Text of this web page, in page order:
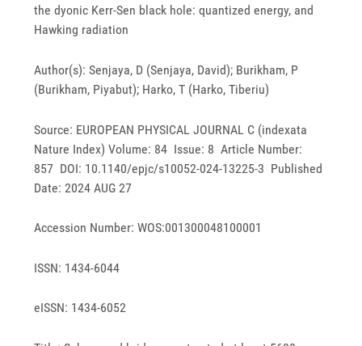
the dyonic Kerr-Sen black hole: quantized energy, and
Hawking radiation
Author(s): Senjaya, D (Senjaya, David); Burikham, P
(Burikham, Piyabut); Harko, T (Harko, Tiberiu)
Source: EUROPEAN PHYSICAL JOURNAL C (indexata
Nature Index) Volume: 84 Issue: 8 Article Number:
857 DOI: 10.1140/epjc/s10052-024-13225-3 Published
Date: 2024 AUG 27
Accession Number: WOS:001300048100001
ISSN: 1434-6044
eISSN: 1434-6052